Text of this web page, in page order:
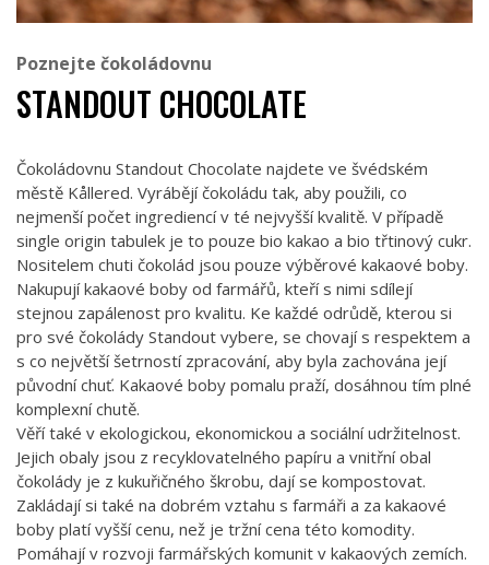
Poznejte čokoládovnu
STANDOUT CHOCOLATE
Čokoládovnu Standout Chocolate najdete ve švédském
městě Kållered. Vyrábějí čokoládu tak, aby použili, co
nejmenší počet ingrediencí v té nejvyšší kvalitě. V případě
single origin tabulek je to pouze bio kakao a bio třtinový cukr.
Nositelem chuti čokolád jsou pouze výběrové kakaové boby.
Nakupují kakaové boby od farmářů, kteří s nimi sdílejí
stejnou zapálenost pro kvalitu. Ke každé odrůdě, kterou si
pro své čokolády Standout vybere, se chovají s respektem a
s co největší šetrností zpracování, aby byla zachována její
původní chuť. Kakaové boby pomalu praží, dosáhnou tím plné
komplexní chutě.
Věří také v ekologickou, ekonomickou a sociální udržitelnost.
Jejich obaly jsou z recyklovatelného papíru a vnitřní obal
čokolády je z kukuřičného škrobu, dají se kompostovat.
Zakládají si také na dobrém vztahu s farmáři a za kakaové
boby platí vyšší cenu, než je tržní cena této komodity.
Pomáhají v rozvoji farmářských komunit v kakaových zemích.